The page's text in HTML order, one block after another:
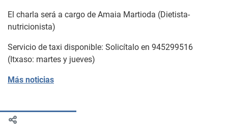
El charla será a cargo de Amaia Martioda (Dietista-
nutricionista)
Servicio de taxi disponible: Solicítalo en 945299516
(Itxaso: martes y jueves)
Más noticias